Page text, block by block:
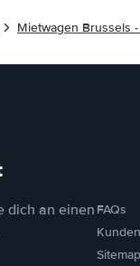
Mietwagen Brussels
dich an einen FAQs
Sitemap